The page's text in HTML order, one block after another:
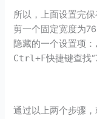
所以，上面设置完
剪一个固定宽度为
隐藏的一个设置项：
Ctrl+F快捷键查找
通过以上两个步骤